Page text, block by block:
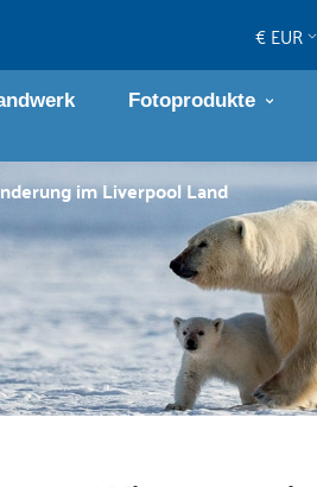
€ EUR
Fotoprodukte
im Liverpool Land